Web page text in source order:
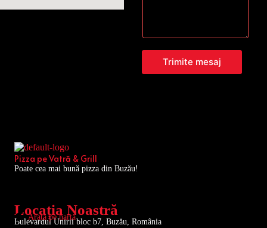
Trimite mesaj
Pizza pe Vatră & Grill
Poate cea mai bună pizza din Buzău!
Locația Noastră
Bulevardul Unirii bloc b7, Buzău, România
Arată pe hartă